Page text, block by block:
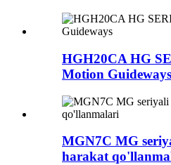
HGH20CA HG
Motion Guideways
MGN7C MG
harakat